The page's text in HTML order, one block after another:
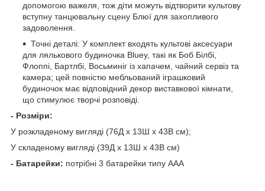
допомогою важеля, тож діти можуть відтворити культову
вступну танцювальну сцену Блюї для захопливого
задоволення.
Точні деталі: У комплект входять культові аксесуари
для лялькового будиночка Bluey, такі як Боб Білбі,
Флоппі, Бартлбі, Восьминіг із хапачем, чайний сервіз та
камера; цей повністю мебльований іграшковий
будиночок має відповідний декор виставкової кімнати,
що стимулює творчі розповіді.
- Розміри:
У розкладеному вигляді (76Д x 13Ш x 43В см);
У складеному вигляді (39Д x 13Ш x 43В см)
- Батарейки: потрібні 3 батарейки типу AAA